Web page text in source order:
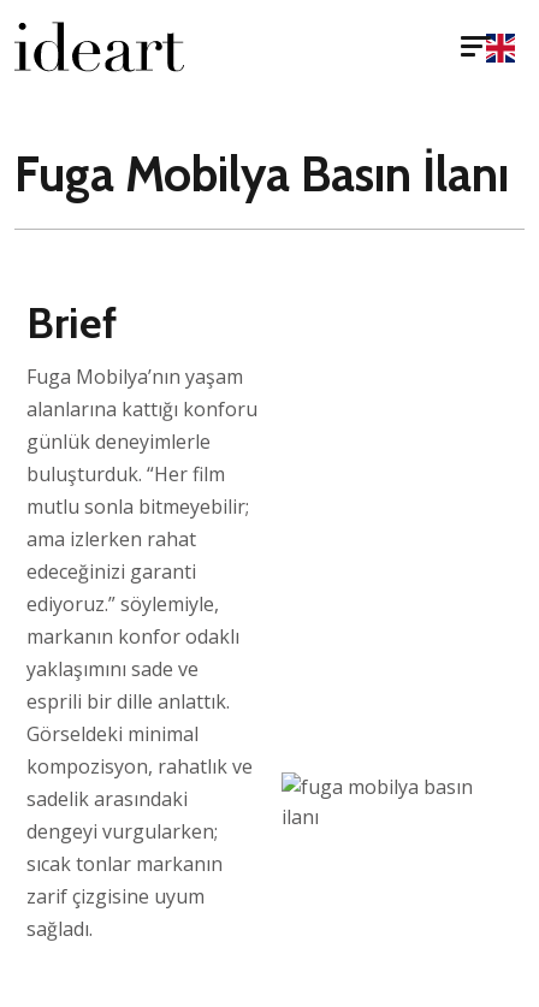
Fuga Mobilya Basın İlanı
Brief
Fuga Mobilya’nın yaşam
alanlarına kattığı konforu
günlük deneyimlerle
buluşturduk. “Her film
mutlu sonla bitmeyebilir;
ama izlerken rahat
edeceğinizi garanti
ediyoruz.” söylemiyle,
markanın konfor odaklı
yaklaşımını sade ve
esprili bir dille anlattık.
Görseldeki minimal
kompozisyon, rahatlık ve
sadelik arasındaki
dengeyi vurgularken;
sıcak tonlar markanın
zarif çizgisine uyum
sağladı.